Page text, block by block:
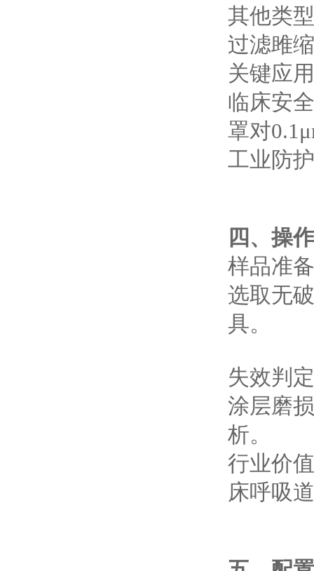
其他类
过滤雎
关键应
临床安
罩对
工业防
四、操
‌样品准备‌
选取无
具。
‌失效判定‌
涂层磨
析。
行业价
床呼吸